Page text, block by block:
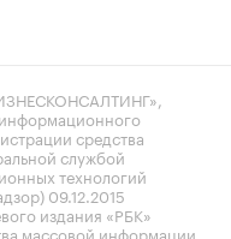
средства
службой
технологий
09.12.2015
издания «РБК»
массовой информации